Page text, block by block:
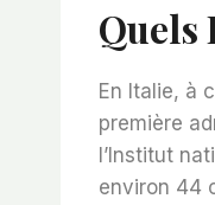
Quels
En Italie, à
première
l’Institut
environ 44